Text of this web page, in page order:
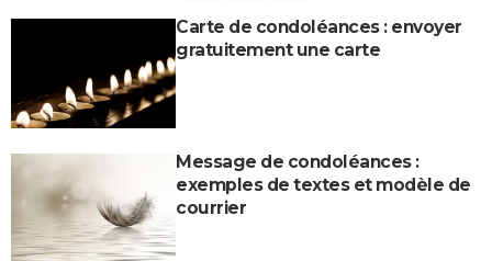
Carte de condoléances : envoyer
gratuitement une carte
Message de condoléances :
exemples de textes et modèle de
courrier